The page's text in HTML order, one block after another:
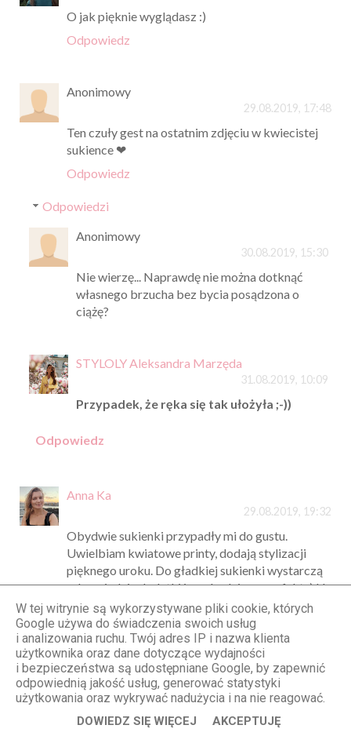
O jak pięknie wyglądasz :)
Odpowiedz
Anonimowy
29.08.2019, 17:48
Ten czuły gest na ostatnim zdjęciu w kwiecistej
sukience ❤
Odpowiedz
Odpowiedzi
Anonimowy
30.08.2019, 15:30
Nie wierzę... Naprawdę nie można dotknąć
własnego brzucha bez bycia posądzona o
ciążę?
STYLOLY Aleksandra Marzęda
31.08.2019, 10:09
Przypadek, że ręka się tak ułożyła ;-))
Odpowiedz
Anna Ka
29.08.2019, 19:32
Obydwie sukienki przypadły mi do gustu.
Uwielbiam kwiatowe printy, dodają stylizacji
pięknego uroku. Do gładkiej sukienki wystarczą
odpowiednie dodatki i wychodzi mega efekt :) U
Ciebie zawsze wszystko wychodzi perfekcyjnie i
idealnie :):*
Odpowiedz
Anonimowy
29.08.2019, 19:45
W tej witrynie są wykorzystywane pliki cookie, których
Google używa do świadczenia swoich usług
i analizowania ruchu. Twój adres IP i nazwa klienta
użytkownika oraz dane dotyczące wydajności
i bezpieczeństwa są udostępniane Google, by zapewnić
odpowiednią jakość usług, generować statystyki
użytkowania oraz wykrywać nadużycia i na nie reagować.
DOWIEDZ SIĘ WIĘCEJ AKCEPTUJĘ